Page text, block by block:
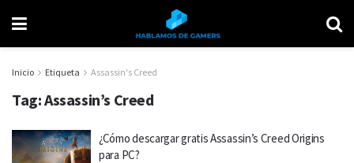
Inicio Etiqueta Assassin's Creed
Tag:Assassin’s Creed
¿Cómo descargar gratis Assassin’s Creed Origins
para PC?